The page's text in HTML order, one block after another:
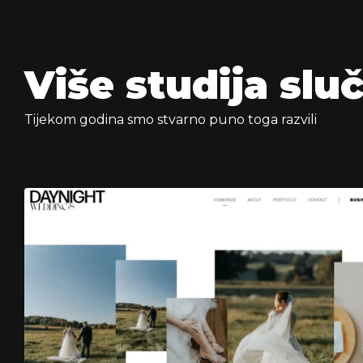
Više studija
Tijekom godina smo stvarno puno toga razvili